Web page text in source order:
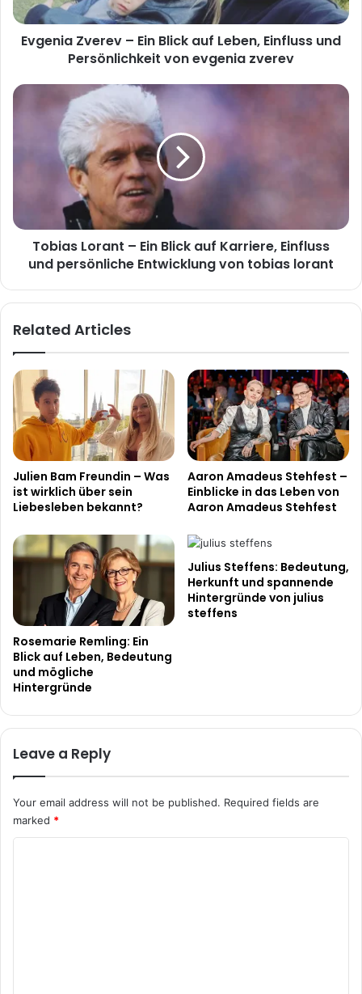
Einfluss
und
Persönlichkeit
zverev
Evgenia Zverev – Ein Blick auf Leben, Einfluss und
Persönlichkeit von evgenia zverev
Tobias
und
persönliche
Entwicklung
Tobias Lorant – Ein Blick auf Karriere, Einfluss
und persönliche Entwicklung von tobias lorant
Related Articles
Julien Bam Freundin – Was
ist wirklich über sein
Liebesleben bekannt?
Aaron Amadeus Stehfest –
Einblicke in das Leben von
Aaron Amadeus Stehfest
Rosemarie Remling: Ein
Blick auf Leben, Bedeutung
und mögliche
Hintergründe
Julius Steffens: Bedeutung,
Herkunft und spannende
Hintergründe von julius
steffens
Leave a Reply
Your email address will not be published. Required fields are
marked *